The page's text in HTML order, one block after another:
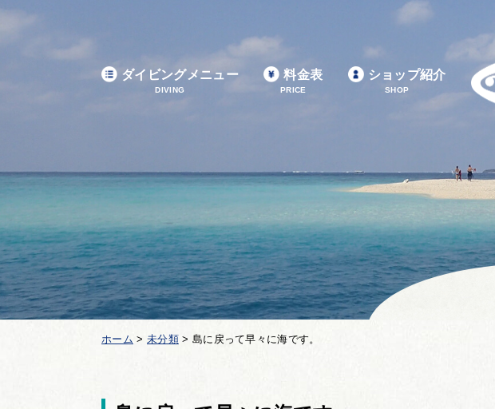
ダイビングメニュー
DIVING
料金表
PRICE
ショップ紹介
SHOP
ホーム > 未分類> 島に戻って早々に海です。